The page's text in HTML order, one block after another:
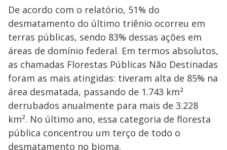
De acordo com o relatório, 51% do
desmatamento do último triênio ocorreu em
terras públicas, sendo 83% dessas ações em
áreas de domínio federal. Em termos absolutos,
as chamadas Florestas Públicas Não Destinadas
foram as mais atingidas: tiveram alta de 85% na
área desmatada, passando de 1.743 km²
derrubados anualmente para mais de 3.228
km². No último ano, essa categoria de floresta
pública concentrou um terço de todo o
desmatamento no bioma.